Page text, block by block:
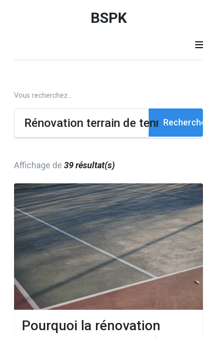
BSPK
Résultat
de
recherche
Vous recherchez...
Rechercher :
Affichage de 39 résultat(s)
Pourquoi la rénovation